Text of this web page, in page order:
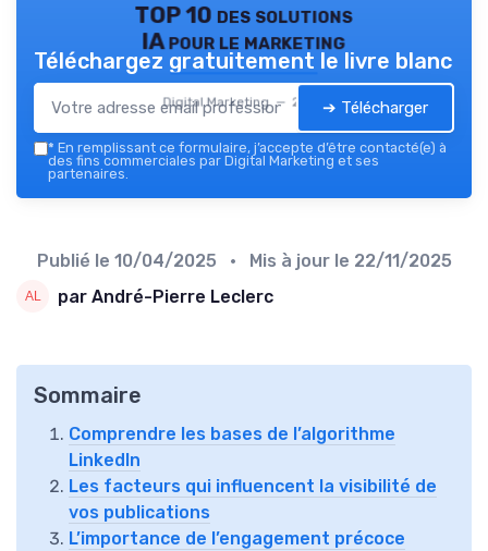
TOP 10 des solutions
IA pour le marketing
Digital Marketing — 2026
Téléchargez gratuitement le livre blanc
➔ Télécharger
* En remplissant ce formulaire, j’accepte d’être contacté(e) à
des fins commerciales par Digital Marketing et ses
partenaires.
Publié le 10/04/2025 • Mis à jour le 22/11/2025
par André-Pierre Leclerc
Sommaire
Comprendre les bases de l’algorithme
LinkedIn
Les facteurs qui influencent la visibilité de
vos publications
L’importance de l’engagement précoce